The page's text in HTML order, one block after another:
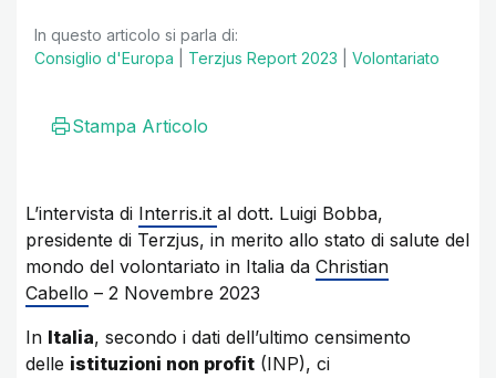
In questo articolo si parla di:
Consiglio d'Europa
Terzjus Report 2023 Volontariato
Stampa Articolo
L’intervista di Interris.it al dott. Luigi Bobba,
presidente di Terzjus, in merito allo stato di salute del
mondo del volontariato in Italia da Christian
Cabello – 2 Novembre 2023
In Italia, secondo i dati dell’ultimo censimento
delle istituzioni non profit (INP), ci